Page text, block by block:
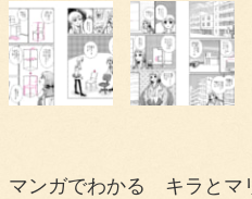
マンガでわかる キラとマ